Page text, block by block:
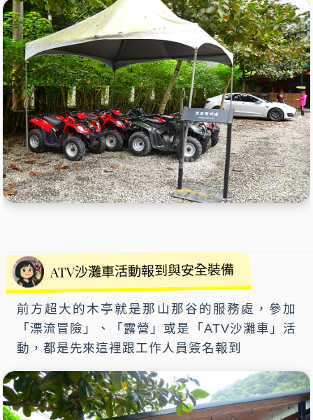
ATV沙灘車活動報到與安全裝備
前方超大的木亭就是那山那谷的服務處，參加
「漂流冒險」、「露營」或是「ATV沙灘車」活
動，都是先來這裡跟工作人員簽名報到